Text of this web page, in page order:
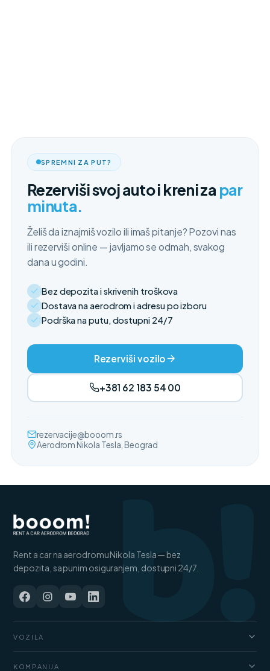
SPREMNI ZA PUT?
Rezerviši svoj auto i kreni za par
minuta.
Želiš da iznajmiš vozilo ili imaš pitanje? Pozovi nas
ili rezerviši online — javljamo se odmah, svakog
dana u godini.
Bez depozita i skrivenih troškova
Dostava na aerodrom i adresu po izboru
Podrška na putu, dostupni 24/7
Rezerviši vozilo
+381 62 183 54 00
rezervacije@booom.rs
Aerodrom Nikola Tesla, Beogradb!
Rent a car na aerodromu Nikola Tesla — bez
depozita, sa punim osiguranjem, dostupni 24/7.
VOZILA
KOMPANIJA